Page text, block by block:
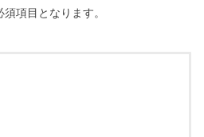
項目となります。